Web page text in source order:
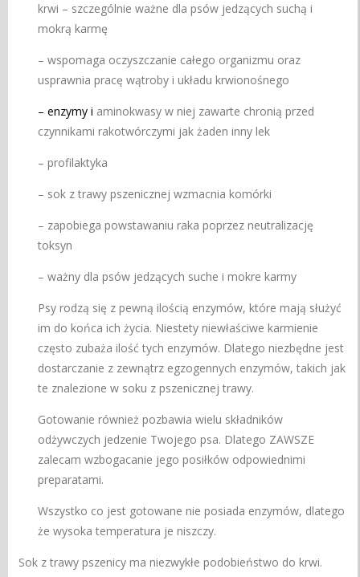
krwi – szczególnie ważne dla psów jedzących suchą i
mokrą karmę
– wspomaga oczyszczanie całego organizmu oraz
usprawnia pracę wątroby i układu krwionośnego
– enzymy i aminokwasy w niej zawarte chronią przed
czynnikami rakotwórczymi jak żaden inny lek
– profilaktyka
– sok z trawy pszenicznej wzmacnia komórki
– zapobiega powstawaniu raka poprzez neutralizację
toksyn
– ważny dla psów jedzących suche i mokre karmy
Psy rodzą się z pewną ilością enzymów, które mają służyć
im do końca ich życia. Niestety niewłaściwe karmienie
często zubaża ilość tych enzymów. Dlatego niezbędne jest
dostarczanie z zewnątrz egzogennych enzymów, takich jak
te znalezione w soku z pszenicznej trawy.
Gotowanie również pozbawia wielu składników
odżywczych jedzenie Twojego psa. Dlatego ZAWSZE
zalecam wzbogacanie jego posiłków odpowiednimi
preparatami.
Wszystko co jest gotowane nie posiada enzymów, dlatego
że wysoka temperatura je niszczy.
Sok z trawy pszenicy ma niezwykłe podobieństwo do krwi.